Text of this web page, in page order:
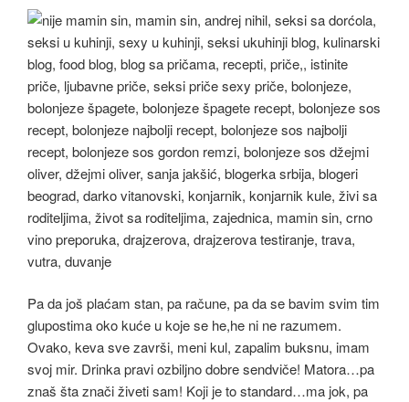
Pa da još plaćam stan, pa račune, pa da se bavim svim tim
glupostima oko kuće u koje se he,he ni ne razumem.
Ovako, keva sve završi, meni kul, zapalim buksnu, imam
svoj mir. Drinka pravi ozbiljno dobre sendviče! Matora…pa
znaš šta znači živeti sam! Koji je to standard…ma jok, pa